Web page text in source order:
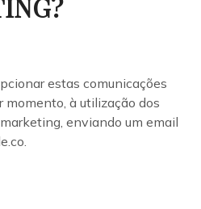
estas comunicações
momento, à utilização dos
enviando um email